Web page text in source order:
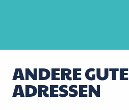
ANDERE GUTE
ADRESSEN